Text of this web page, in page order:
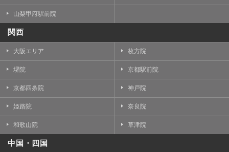
山梨甲府駅前院
関西
大阪エリア 枚方院
堺院 京都駅前院
京都四条院 神戸院
姫路院 奈良院
和歌山院 草津院
中国・四国